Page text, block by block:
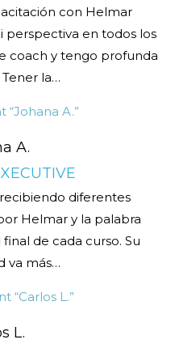
con Helmar
en todos los
coach y tengo profunda
la…
“Johana A.”
A.
diferentes
Helmar y la palabra
de cada curso. Su
va más…
“Carlos L.”
L.